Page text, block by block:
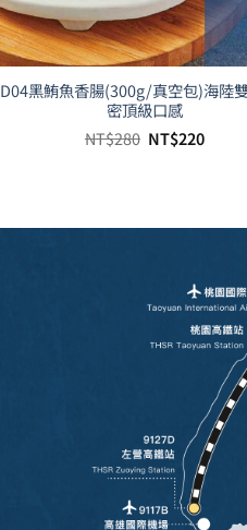
D04黑鮪魚香腸(300g/真空包)海陸
密頂級口感
NT$280 原
NT$220目